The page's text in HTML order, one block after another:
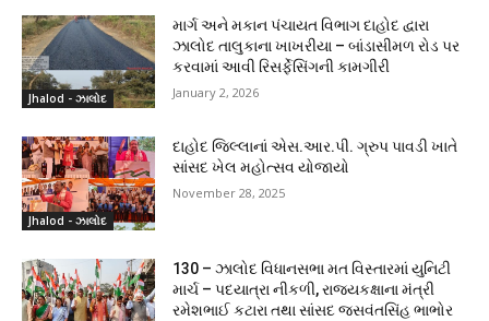
Jhalod - ઝાલોદ
માર્ગ અને મકાન પંચાયત વિભાગ દાહોદ દ્વારા
ઝાલોદ તાલુકાના ખાખરીયા – બાંડાસીમળ રોડ પર
કરવામાં આવી રિસર્ફેસિંગની કામગીરી
January 2, 2026
Jhalod - ઝાલોદ
દાહોદ જિલ્લાનાં એસ.આર.પી. ગ્રુપ પાવડી ખાતે
સાંસદ ખેલ મહોત્સવ યોજાયો
November 28, 2025
130 – ઝાલોદ વિધાનસભા મત વિસ્તારમાં યુનિટી
માર્ચ – પદયાત્રા નીકળી, રાજ્યકક્ષાના મંત્રી
રમેશભાઈ કટારા તથા સાંસદ જસવંતસિંહ ભાભોર